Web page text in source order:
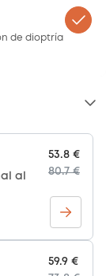
de dioptría
al
53.8 €
80.7 €
59.9 €